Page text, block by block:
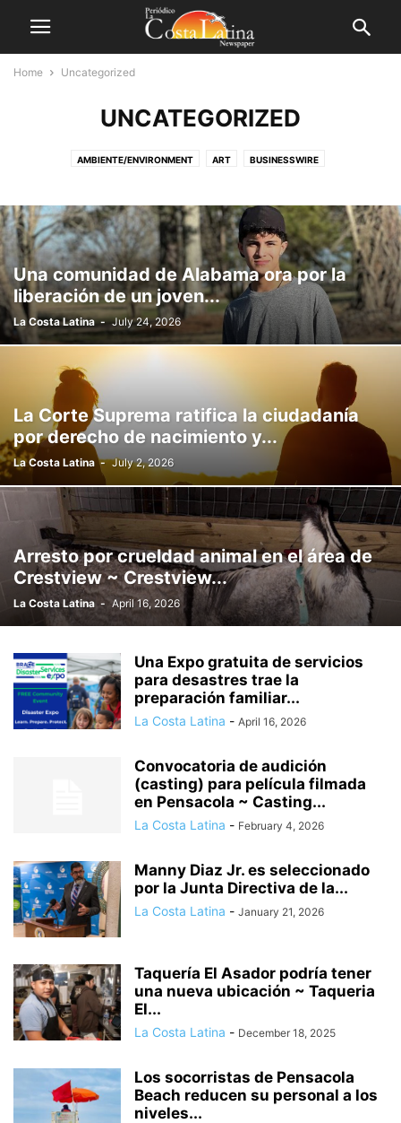
Home Uncategorized
UNCATEGORIZED
AMBIENTE/ENVIRONMENT ART BUSINESSWIRE
DEPORTES/SPORTS EDITIONS EMERGENCIA/EMERGENCY
ENTERTAINMENT ESTILO DE VIDA/LIFESTYLE FERIADOS/HOLIDAYS
FINANCE FLORIDA NEWS HISTORIAS PRINCIPALES/FEATURED STORIES
HURRICANE SEASON LATINO FESTIVAL PENSACOLA POLITICS
PUBLICATIONS SALUD/HEALTH SEGURIDAD/SAFETY
TECNOLOGÍA / TECHNOLOGY VIDEOS
Una comunidad de Alabama ora por la
liberación de un joven...
La Costa Latina - July 24, 2026
La Corte Suprema ratifica la ciudadanía
por derecho de nacimiento y...
La Costa Latina - July 2, 2026
Arresto por crueldad animal en el área de
Crestview ~ Crestview...
La Costa Latina - April 16, 2026
Una Expo gratuita de servicios
para desastres trae la
preparación familiar...
La Costa Latina - April 16, 2026
Convocatoria de audición
(casting) para película filmada
en Pensacola ~ Casting...
La Costa Latina - February 4, 2026
Manny Diaz Jr. es seleccionado
por la Junta Directiva de la...
La Costa Latina - January 21, 2026
Taquería El Asador podría tener
una nueva ubicación ~ Taqueria
El...
La Costa Latina - December 18, 2025
Los socorristas de Pensacola
Beach reducen su personal a los
niveles...